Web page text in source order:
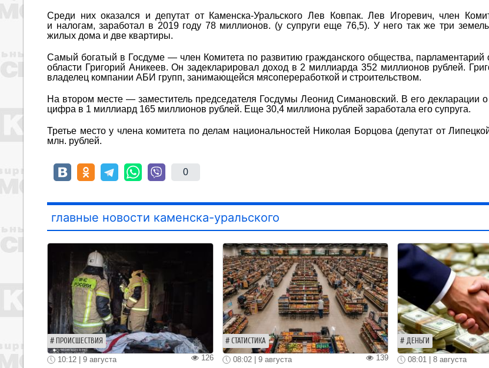
Среди них оказался и депутат от Каменска-Уральского Лев Ковпак. Лев Игоревич, член
и налогам, заработал в 2019 году 78 миллионов. (у супруги еще 76,5). У него так же три
жилых дома и две квартиры.
Самый богатый в Госдуме — член Комитета по развитию гражданского общества, парламентарий
области Григорий Аникеев. Он задекларировал доход в 2 миллиарда 352 миллионов рублей.
владелец компании АБИ групп, занимающейся мясопереработкой и строительством.
На втором месте — заместитель председателя Госдумы Леонид Симановский. В его декларации о
цифра в 1 миллиард 165 миллионов рублей. Еще 30,4 миллиона рублей заработала его супруга.
Третье место у члена комитета по делам национальностей Николая Борцова (депутат от
млн. рублей.
0
главные новости каменска-уральского
ПРОИСШЕСТВИЯ
126
10:12 | 9 августа
СТАТИСТИКА
139
08:02 | 9 августа
ДЕНЬГИ
08:01 | 8 августа